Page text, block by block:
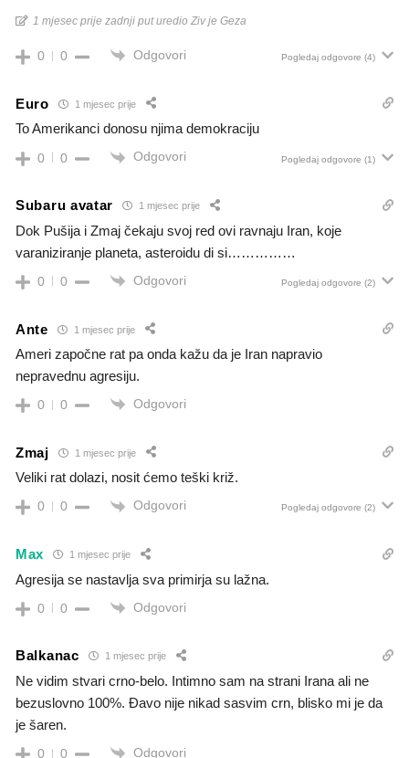
1 mjesec prije zadnji put uredio Ziv je Geza
0 0 Odgovori Pogledaj odgovore (4)
Euro 1 mjesec prije
To Amerikanci donosu njima demokraciju
0 0 Odgovori Pogledaj odgovore (1)
Subaru avatar 1 mjesec prije
Dok Pušija i Zmaj čekaju svoj red ovi ravnaju Iran, koje
varaniziranje planeta, asteroidu di si……………
0 0 Odgovori Pogledaj odgovore (2)
Ante 1 mjesec prije
Ameri započne rat pa onda kažu da je Iran napravio
nepravednu agresiju.
0 0 Odgovori
Zmaj 1 mjesec prije
Veliki rat dolazi, nosit ćemo teški križ.
0 0 Odgovori Pogledaj odgovore (2)
Max 1 mjesec prije
Agresija se nastavlja sva primirja su lažna.
0 0 Odgovori
Balkanac 1 mjesec prije
Ne vidim stvari crno-belo. Intimno sam na strani Irana ali ne
bezuslovno 100%. Đavo nije nikad sasvim crn, blisko mi je da
je šaren.
0 0 Odgovori